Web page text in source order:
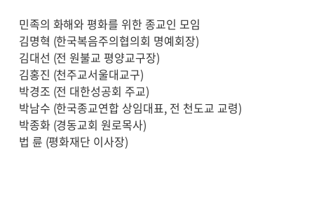
민족의 화해와 평화를 위한 종교인 모임
김명혁 (한국복음주의협의회 명예회장)
김대선 (전 원불교 평양교구장)
김홍진 (천주교서울대교구)
박경조 (전 대한성공회 주교)
박남수 (한국종교연합 상임대표, 전 천도교 교령)
박종화 (경동교회 원로목사)
법 륜 (평화재단 이사장)